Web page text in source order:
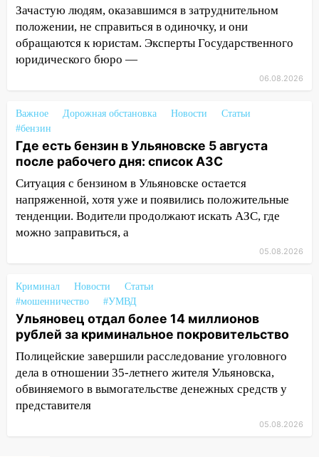
10:16 Внимание! В Ульяновской области
объявлена ракетная опасность
10:00 В Старомайнском районе утонул
51-летний мужчина
застрял в тепловозе
09:44
юному велосипедисту на улице
Чернышевского
08:21 В Заволжском районе украли два
велосипеда
07:18
В Ульяновск идет
тридцатиградусная жара: какая будет
06:00
Четыре года борьбы: ульяновские
юристы помогли женщине засудить УК
за плесень на стенах
05:00 Кому 6 августа звезды сулят
прибыль, а кому — испытания на
прочность
Соцсети: на проспекте Тюленева
Зачастую людям, оказавшимся в затруднительном
положении, не справиться в одиночку, и они
обращаются к юристам. Эксперты Государственного
юридического бюро —
06.08.2026
Важное Дорожная обстановка Новости
Статьи
#бензин
Где есть бензин в Ульяновске 5 августа
после рабочего дня: список АЗС
Ситуация с бензином в Ульяновске остается
напряженной, хотя уже и появились положительные
тенденции. Водители продолжают искать АЗС, где
можно заправиться, а
05.08.2026
Криминал Новости
Статьи
#мошенничество
#УМВД
Ульяновец отдал более 14 миллионов
рублей за криминальное покровительство
Полицейские завершили расследование уголовного
дела в отношении 35-летнего жителя Ульяновска,
обвиняемого в вымогательстве денежных средств у
представителя
05.08.2026